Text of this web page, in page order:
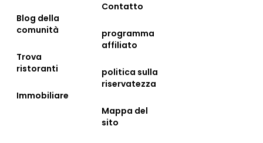
Blog della
comunità
Trova
ristoranti
Immobiliare
Contatto
programma
affiliato
politica sulla
riservatezza
Mappa del
sito